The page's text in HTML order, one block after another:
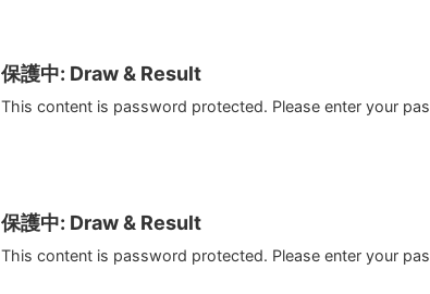
保護中: Draw & Result
This content is password protected. Please enter your
保護中: Draw & Result
This content is password protected. Please enter your